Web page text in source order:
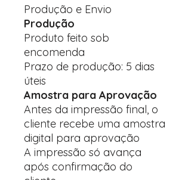
Produção e Envio
Produção
Produto feito sob
encomenda
Prazo de produção: 5 dias
úteis
Amostra para Aprovação
Antes da impressão final, o
cliente recebe uma amostra
digital para aprovação
A impressão só avança
após confirmação do